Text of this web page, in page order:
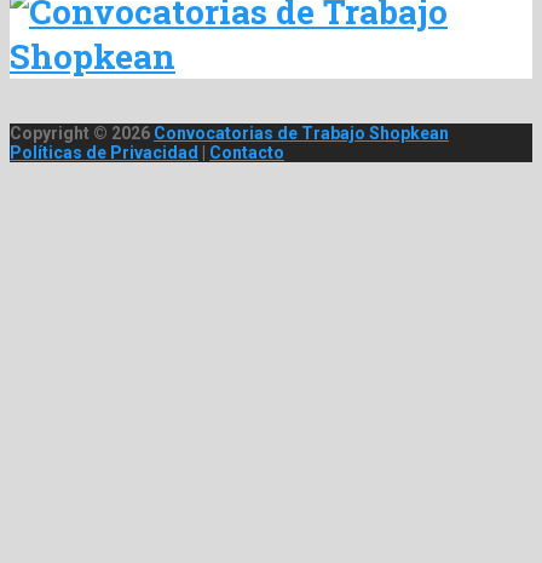
Copyright © 2026 Convocatorias de Trabajo Shopkean
Políticas de Privacidad
Contacto